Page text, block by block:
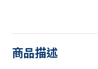
商品描述